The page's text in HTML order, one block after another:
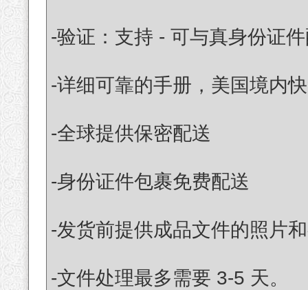
-验证：支持 - 可与真身份证
-详细可靠的手册，美国境内
-全球提供保密配送
-身份证件包裹免费配送
-发货前提供成品文件的照片
-文件处理最多需要 3-5 天。